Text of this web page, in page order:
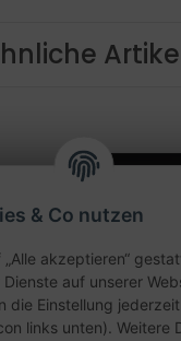
CRT
& Co nutzen
akzeptieren“
auf unserer
die Einstellung
links unten). Weitere